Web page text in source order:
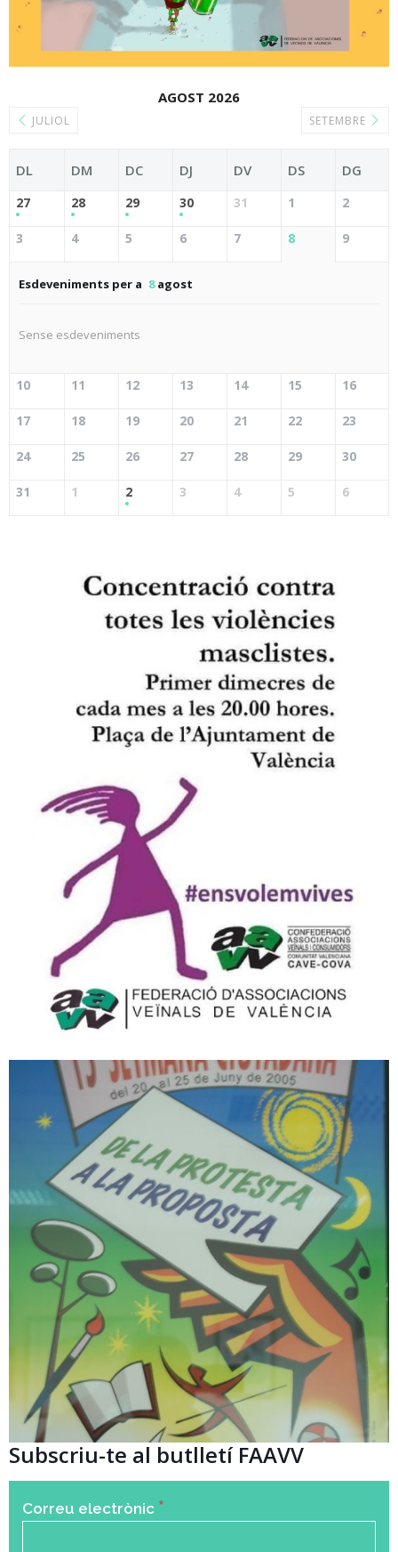
JULIOL
AGOST 2026
SETEMBRE
DL DM DC DJ DV DS DG
27 28 29 30 31 1 2
3 4 5 6 7 8 9
Esdeveniments per a 8agost
Sense esdeveniments
10 11 12 13 14 15 16
17 18 19 20 21 22 23
24 25 26 27 28 29 30
31 1 2 3 4 5 6
Subscriu-te al butlletí FAAVV
Correu electrònic *